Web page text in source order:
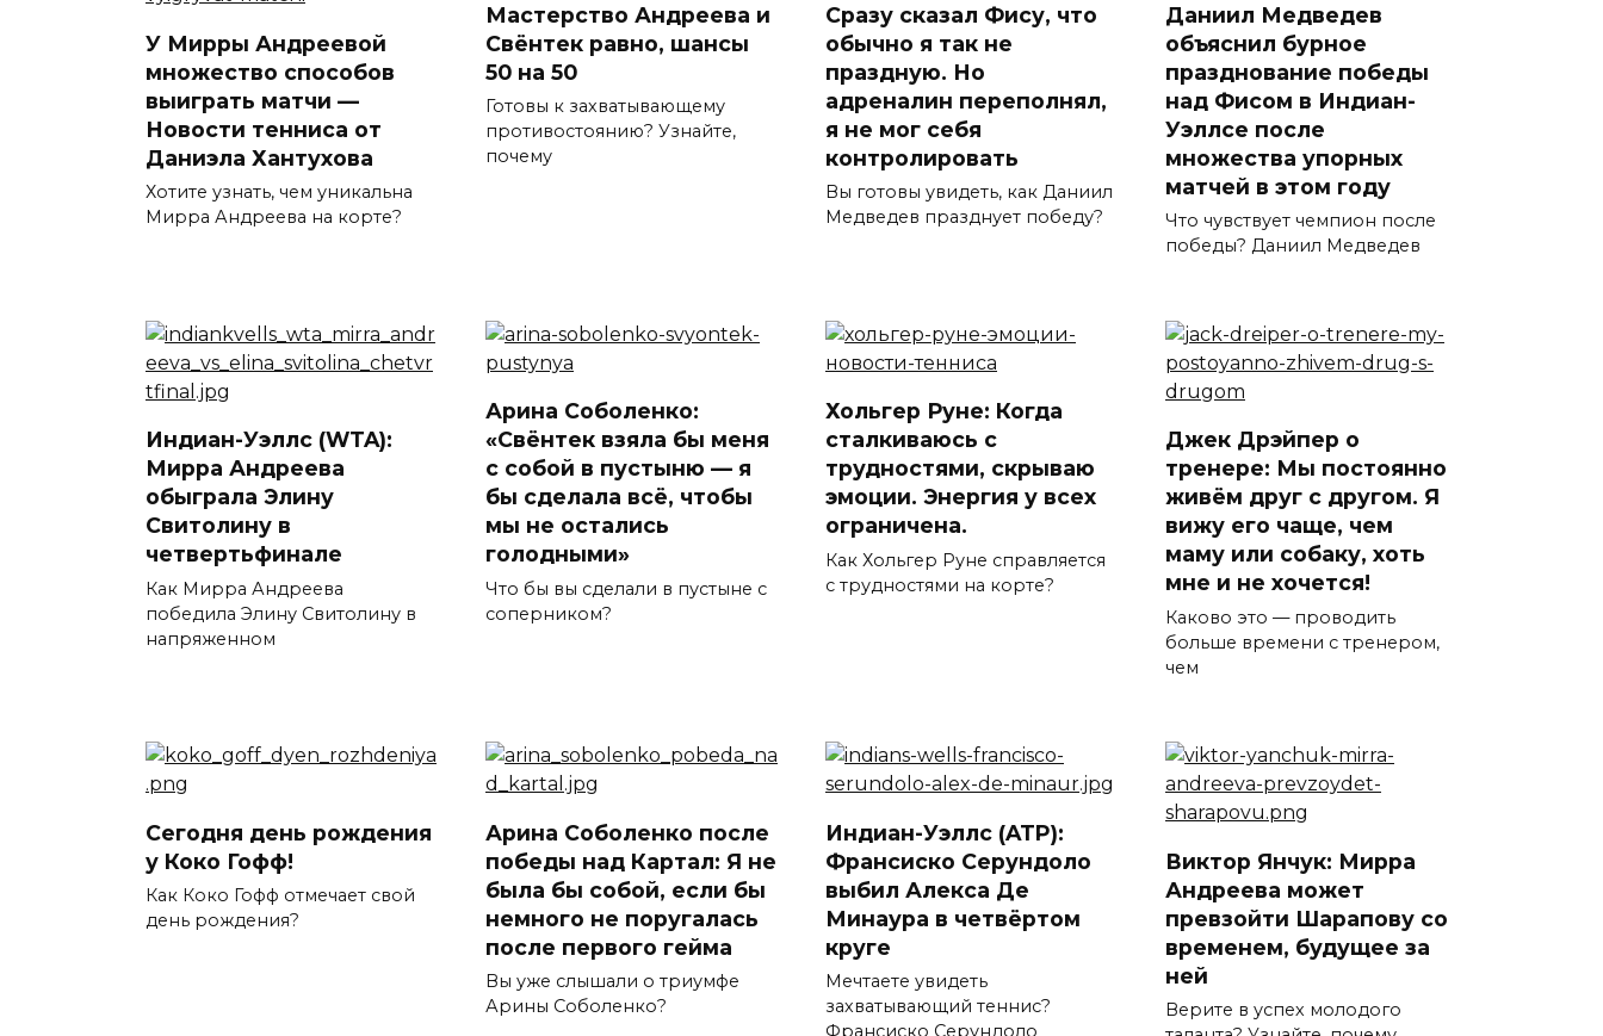
У Мирры Андреевой
множество способов
выиграть матчи —
Новости тенниса от
Даниэла Хантухова
Хотите узнать, чем уникальна
Мирра Андреева на корте?
Мастерство Андреева и
Свёнтек равно, шансы
50 на 50
Готовы к захватывающему
противостоянию? Узнайте,
почему
Сразу сказал Фису, что
обычно я так не
праздную. Но
адреналин переполнял,
я не мог себя
контролировать
Вы готовы увидеть, как Даниил
Медведев празднует победу?
Даниил Медведев
объяснил бурное
празднование победы
над Фисом в Индиан-
Уэллсе после
множества упорных
матчей в этом году
Что чувствует чемпион после
победы? Даниил Медведев
Индиан-Уэллс (WTA):
Мирра Андреева
обыграла Элину
Свитолину в
четвертьфинале
Как Мирра Андреева
победила Элину Свитолину в
напряженном
Арина Соболенко:
«Свёнтек взяла бы меня
с собой в пустыню — я
бы сделала всё, чтобы
мы не остались
голодными»
Что бы вы сделали в пустыне с
соперником?
Хольгер Руне: Когда
сталкиваюсь с
трудностями, скрываю
эмоции. Энергия у всех
ограничена.
Как Хольгер Руне справляется
с трудностями на корте?
Джек Дрэйпер о
тренере: Мы постоянно
живём друг с другом. Я
вижу его чаще, чем
маму или собаку, хоть
мне и не хочется!
Каково это — проводить
больше времени с тренером,
чем
Сегодня день рождения
у Коко Гофф!
Как Коко Гофф отмечает свой
день рождения?
Арина Соболенко после
победы над Картал: Я не
была бы собой, если бы
немного не поругалась
после первого гейма
Вы уже слышали о триумфе
Арины Соболенко?
Индиан-Уэллс (ATP):
Франсиско Серундоло
выбил Алекса Де
Минаура в четвёртом
круге
Мечтаете увидеть
захватывающий теннис?
Виктор Янчук: Мирра
Андреева может
превзойти Шарапову со
временем, будущее за
ней
Верите в успех молодого